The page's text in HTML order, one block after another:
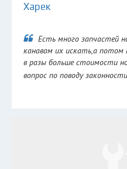
Харек
Есть много запчастей
канавам их искать,а потом
в разы больше стоимости
вопрос по поводу